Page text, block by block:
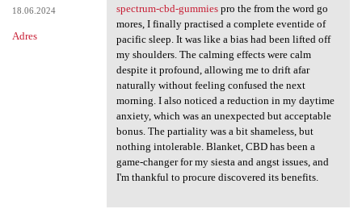
18.06.2024
Adres
spectrum-cbd-gummiespro the from the word go
mores, I finally practised a complete eventide of
pacific sleep. It was like a bias had been lifted off
my shoulders. The calming effects were calm
despite it profound, allowing me to drift afar
naturally without feeling confused the next
morning. I also noticed a reduction in my daytime
anxiety, which was an unexpected but acceptable
bonus. The partiality was a bit shameless, but
nothing intolerable. Blanket, CBD has been a
game-changer for my siesta and angst issues, and
I'm thankful to procure discovered its benefits.